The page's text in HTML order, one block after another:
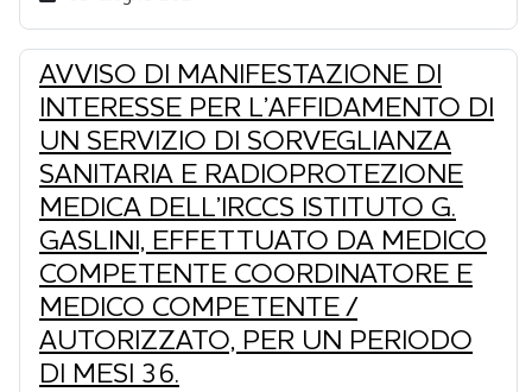
AVVISO DI MANIFESTAZIONE DI
INTERESSE PER L’AFFIDAMENTO DI
UN SERVIZIO DI SORVEGLIANZA
SANITARIA E RADIOPROTEZIONE
MEDICA DELL’IRCCS ISTITUTO G.
GASLINI, EFFETTUATO DA MEDICO
COMPETENTE COORDINATORE E
MEDICO COMPETENTE /
AUTORIZZATO, PER UN PERIODO
DI MESI 36.